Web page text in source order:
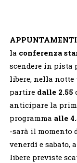
APPUNTAMENTI
la conferenza
scendere in pista
libere, nella notte
partire dalle 2.55
anticipare la
programma alle
-sarà il momento
venerdì e sabato,
libere previste